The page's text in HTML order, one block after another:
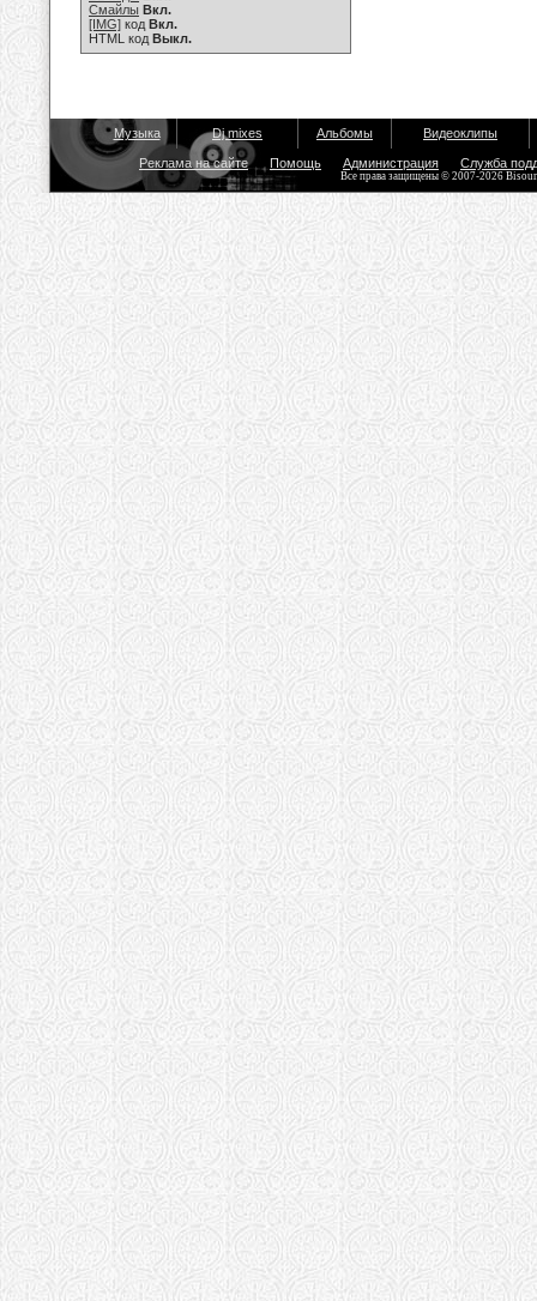
Смайлы Вкл.
[IMG] код Вкл.
HTML код Выкл.
Музыка Dj mixes Альбомы Видеоклипы
Реклама на сайте Помощь Администрация Служба
Все права защищены © 2007-2026